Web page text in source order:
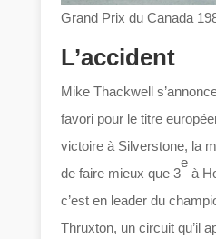
Grand Prix du Canada
L’accident
Mike Thackwell
favori pour le titre
victoire à Silverstone, la
de faire mieux que 3
e
à
c’est en leader du
Thruxton, un circuit qu’il